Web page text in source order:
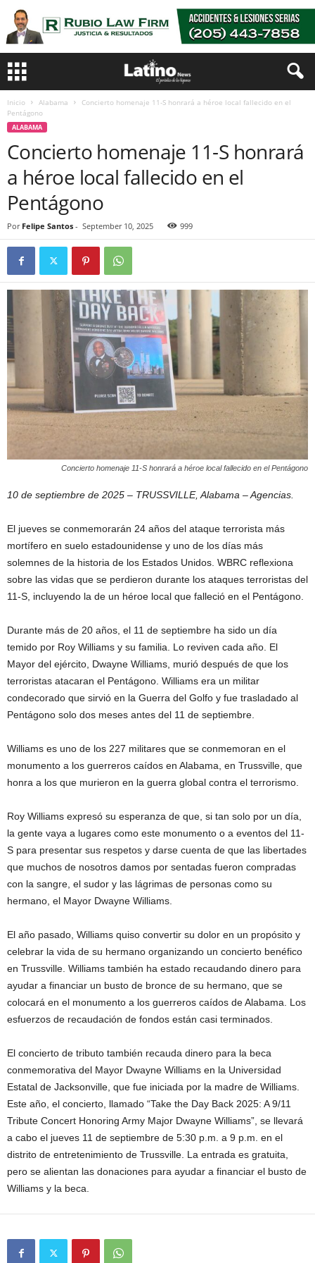
Inicio Alabama
Concierto homenaje 11-S honrará a héroe local fallecido en el
Pentágono
ALABAMA
Concierto homenaje 11-S honrará
a héroe local fallecido en el
Pentágono
Por Felipe Santos - September 10, 2025 999
Concierto homenaje 11-S honrará a héroe local fallecido en el Pentágono
10 de septiembre de 2025 – TRUSSVILLE, Alabama – Agencias.
El jueves se conmemorarán 24 años del ataque terrorista más
mortífero en suelo estadounidense y uno de los días más
solemnes de la historia de los Estados Unidos. WBRC reflexiona
sobre las vidas que se perdieron durante los ataques terroristas del
11-S, incluyendo la de un héroe local que falleció en el Pentágono.
Durante más de 20 años, el 11 de septiembre ha sido un día
temido por Roy Williams y su familia. Lo reviven cada año. El
Mayor del ejército, Dwayne Williams, murió después de que los
terroristas atacaran el Pentágono. Williams era un militar
condecorado que sirvió en la Guerra del Golfo y fue trasladado al
Pentágono solo dos meses antes del 11 de septiembre.
Williams es uno de los 227 militares que se conmemoran en el
monumento a los guerreros caídos en Alabama, en Trussville, que
honra a los que murieron en la guerra global contra el terrorismo.
Roy Williams expresó su esperanza de que, si tan solo por un día,
la gente vaya a lugares como este monumento o a eventos del 11-
S para presentar sus respetos y darse cuenta de que las libertades
que muchos de nosotros damos por sentadas fueron compradas
con la sangre, el sudor y las lágrimas de personas como su
hermano, el Mayor Dwayne Williams.
El año pasado, Williams quiso convertir su dolor en un propósito y
celebrar la vida de su hermano organizando un concierto benéfico
en Trussville. Williams también ha estado recaudando dinero para
ayudar a financiar un busto de bronce de su hermano, que se
colocará en el monumento a los guerreros caídos de Alabama. Los
esfuerzos de recaudación de fondos están casi terminados.
El concierto de tributo también recauda dinero para la beca
conmemorativa del Mayor Dwayne Williams en la Universidad
Estatal de Jacksonville, que fue iniciada por la madre de Williams.
Este año, el concierto, llamado “Take the Day Back 2025: A 9/11
Tribute Concert Honoring Army Major Dwayne Williams”, se llevará
a cabo el jueves 11 de septiembre de 5:30 p.m. a 9 p.m. en el
distrito de entretenimiento de Trussville. La entrada es gratuita,
pero se alientan las donaciones para ayudar a financiar el busto de
Williams y la beca.